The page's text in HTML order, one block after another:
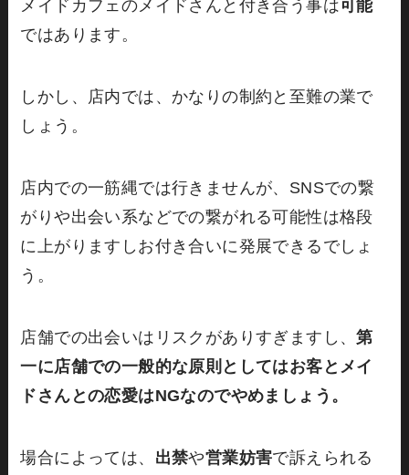
メイドカフェのメイドさんと付き合う事は可能
ではあります。
しかし、店内では、かなりの制約と至難の業で
しょう。
店内での一筋縄では行きませんが、SNSでの繋
がりや出会い系などでの繋がれる可能性は格段
に上がりますしお付き合いに発展できるでしょ
う。
店舗での出会いはリスクがありすぎますし、第
一に店舗での一般的な原則としてはお客とメイ
ドさんとの恋愛はNGなのでやめましょう。
場合によっては、 出禁や営業妨害で訴えられる